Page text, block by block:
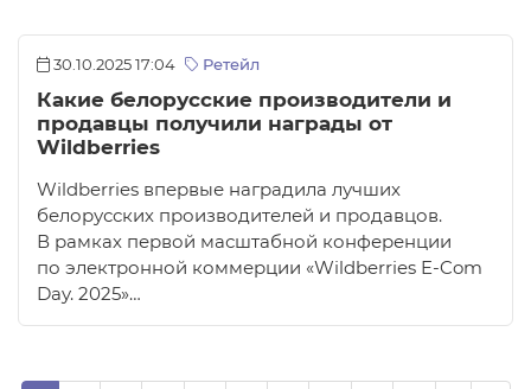
30.10.2025 17:04 Ретейл
Какие белорусские производители и
продавцы получили награды от
Wildberries
Wildberries впервые наградила лучших
белорусских производителей и продавцов.
В рамках первой масштабной конференции
по электронной коммерции «Wildberries E-Com
Day. 2025»…